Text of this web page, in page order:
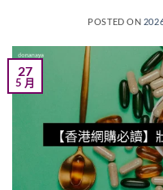
POSTED ON
27
5 月